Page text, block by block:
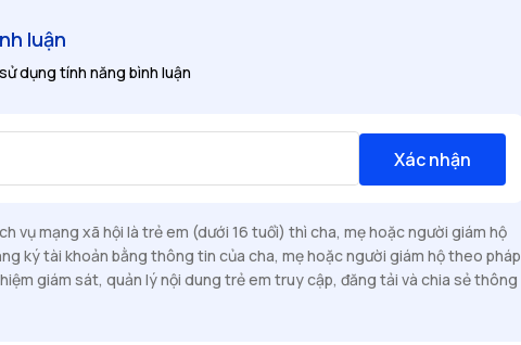
luận
dụng tính năng bình luận
Xác nhận
vụ mạng xã hội là trẻ em (dưới 16 tuổi) thì cha, mẹ hoặc người giám hộ
ký tài khoản bằng thông tin của cha, mẹ hoặc người giám hộ theo pháp
giám sát, quản lý nội dung trẻ em truy cập, đăng tải và chia sẻ thông